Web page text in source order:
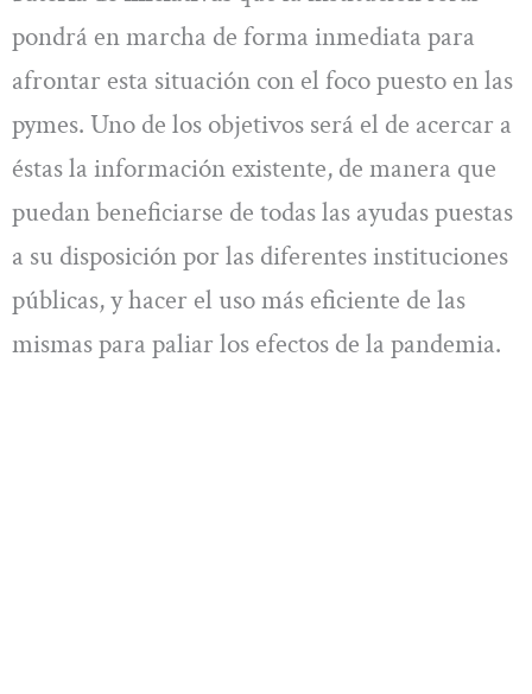
pondrá en marcha de forma inmediata para
afrontar esta situación con el foco puesto en las
pymes. Uno de los objetivos será el de acercar a
éstas la información existente, de manera que
puedan beneficiarse de todas las ayudas puestas
a su disposición por las diferentes instituciones
públicas, y hacer el uso más eficiente de las
mismas para paliar los efectos de la pandemia.